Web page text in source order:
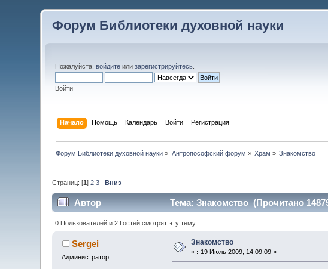
Форум Библиотеки духовной науки
Пожалуйста,войдите илизарегистрируйтесь
Войти
Начало Помощь Календарь Войти Регистрация
Форум Библиотеки духовной науки » Антропософский форум » Храм » Знакомство
Страниц: [1]2 3 Вниз
Автор Тема: Знакомство (Прочитано
0 Пользователей и 2 Гостей смотрят эту тему.
Sergei
Администратор
Знакомство
« : 19 Июль 2009, 14:09:09 »